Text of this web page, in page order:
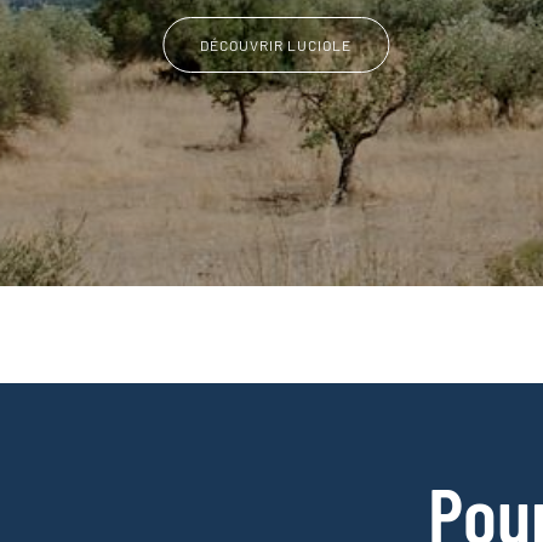
DÉCOUVRIR LUCIOLE